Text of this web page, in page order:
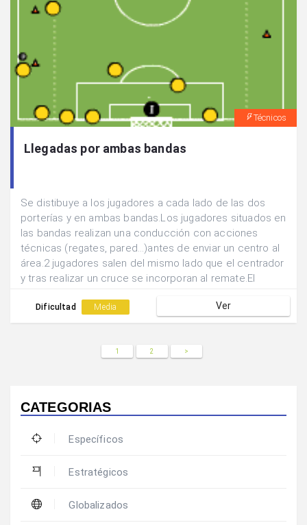
Técnicos
Llegadas por ambas bandas
Se distibuye a los jugadores a cada lado de las dos
porterías y en ambas bandas.Los jugadores situados en
las bandas realizan una conducción con acciones
técnicas (regates, pared...)antes de enviar un centro al
área.2 jugadores salen del mismo lado que el centrador
y tras realizar un cruce se incorporan al remate.El
servirá de apoyo para realizar una paredo por banda.
Dificultad Media Ver
1 2 >
CATEGORIAS
Específicos
Estratégicos
Globalizados